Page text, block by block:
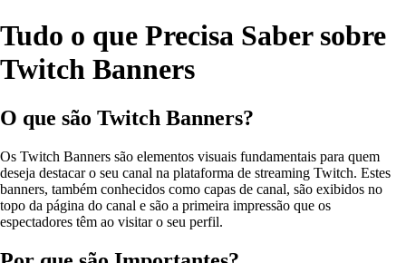
Tudo o que Precisa Saber sobre
Twitch Banners
O que são Twitch Banners?
Os Twitch Banners são elementos visuais fundamentais para quem
deseja destacar o seu canal na plataforma de streaming Twitch. Estes
banners, também conhecidos como capas de canal, são exibidos no
topo da página do canal e são a primeira impressão que os
espectadores têm ao visitar o seu perfil.